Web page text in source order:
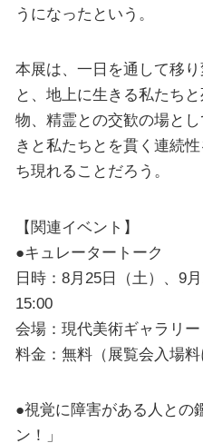
うになったという。
本展は、一日を通して移
と、地上に生きる私たち
物、精霊との交歓の場と
きと私たちとを貫く連続
ち現れることだろう。
【関連イベント】
●キュレータートーク
日時：8月25日（土）、9
15:00
会場：現代美術ギャラリー
料金：無料（展覧会入場料
●視覚に障害がある人との
ン！」